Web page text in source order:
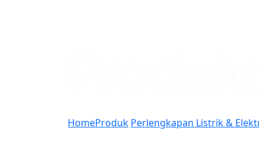
HomeProduk Perlengkapan Listrik &